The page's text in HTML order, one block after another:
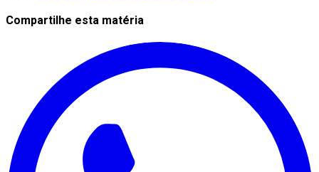
Compartilhe esta matéria